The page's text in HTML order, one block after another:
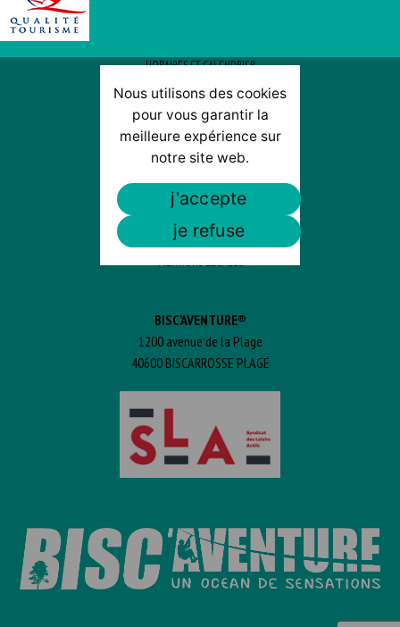
HORAIRES ET CALENDRIER
PLAN D’ACCÈS
ACTUS / PROMOS
CONTACT & PLAN D’ACCÈS
MENTIONS LÉGALES
BISC'AVENTURE®
1200 avenue de la Plage
40600 BISCARROSSE PLAGE
Nous utilisons des cookies
pour vous garantir la
meilleure expérience sur
notre site web.
j'accepte
je refuse